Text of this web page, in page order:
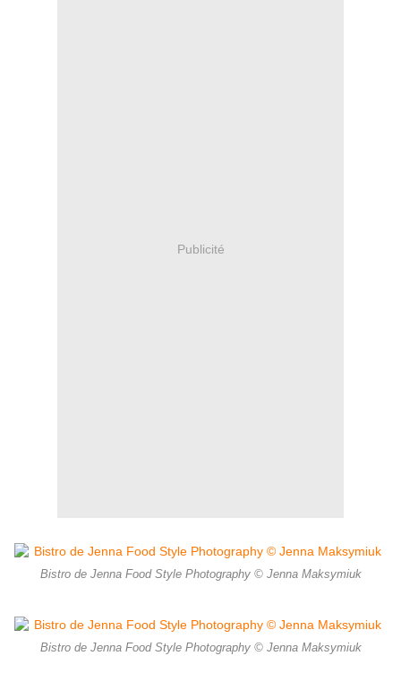
Publicité
Bistro de Jenna Food Style Photography © Jenna Maksymiuk
Bistro de Jenna Food Style Photography © Jenna Maksymiuk